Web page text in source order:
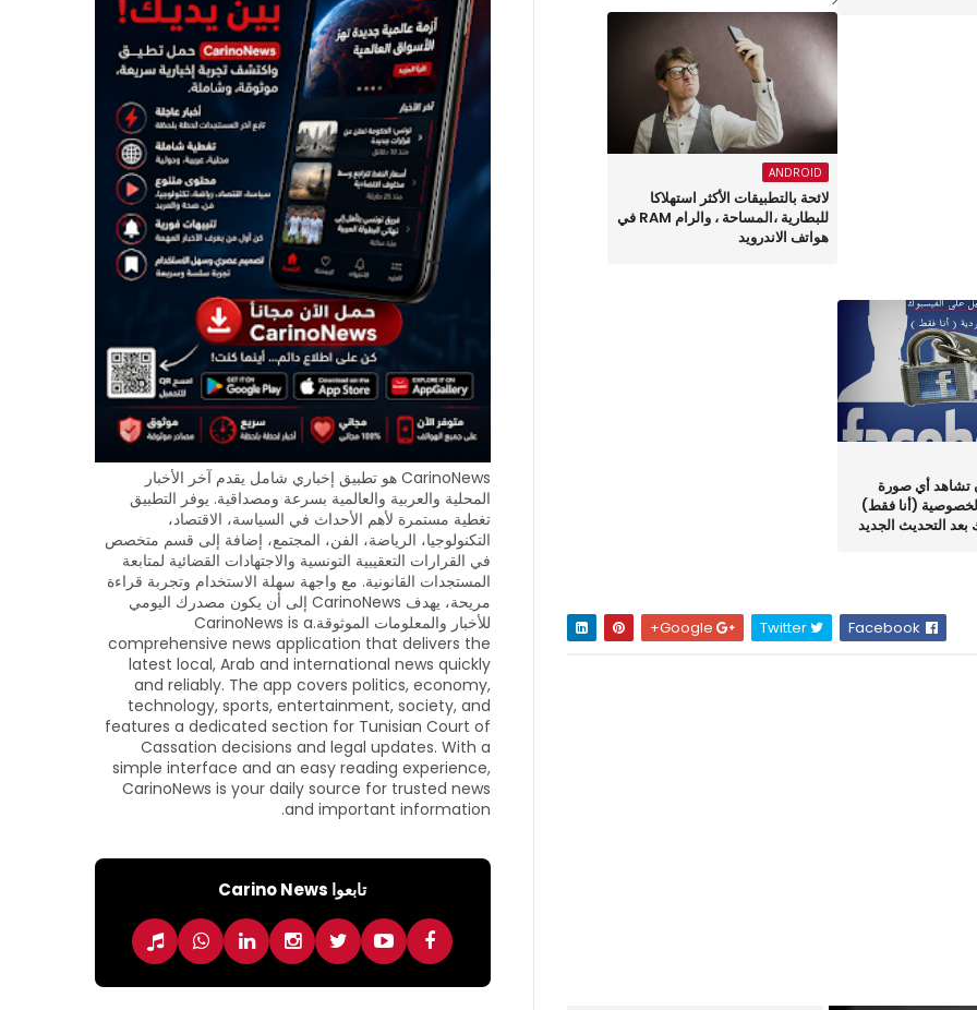
ANDROID
لائحة بالتطبيقات الأكثر استهلاكا
للبطارية ،المساحة ، والرام RAM في
هواتف الاندرويد
تشاهد أي صورة
(أنا فقط)
التحديث الجديد
Twitter
CarinoNews هو تطبيق إخباري شامل يقدم آخر الأخبار
المحلية والعربية والعالمية بسرعة ومصداقية. يوفر التطبيق
تغطية مستمرة لأهم الأحداث في السياسة، الاقتصاد،
التكنولوجيا، الرياضة، الفن، المجتمع، إضافة إلى قسم متخصص
في القرارات التعقيبية التونسية والاجتهادات القضائية لمتابعة
المستجدات القانونية. مع واجهة سهلة الاستخدام وتجربة قراءة
مريحة، يهدف CarinoNews إلى أن يكون مصدرك اليومي
للأخبار والمعلومات الموثوقة.CarinoNews is a
comprehensive news application that delivers the
latest local, Arab and international news quickly
and reliably. The app covers politics, economy,
technology, sports, entertainment, society, and
features a dedicated section for Tunisian Court of
Cassation decisions and legal updates. With a
simple interface and an easy reading experience,
CarinoNews is your daily source for trusted news
and important information.
تابعوا Carino News